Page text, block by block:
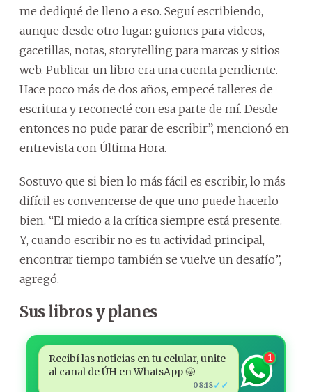
me dediqué de lleno a eso. Seguí escribiendo,
aunque desde otro lugar: guiones para videos,
gacetillas, notas, storytelling para marcas y sitios
web. Publicar un libro era una cuenta pendiente.
Hace poco más de dos años, empecé talleres de
escritura y reconecté con esa parte de mí. Desde
entonces no pude parar de escribir”, mencionó en
entrevista con Última Hora.
Sostuvo que si bien lo más fácil es escribir, lo más
difícil es convencerse de que uno puede hacerlo
bien. “El miedo a la crítica siempre está presente.
Y, cuando escribir no es tu actividad principal,
encontrar tiempo también se vuelve un desafío”,
agregó.
Sus libros y planes
Recibí las noticias en tu celular, unite
al canal de ÚH en WhatsApp 🤩
08:18✓✓
1